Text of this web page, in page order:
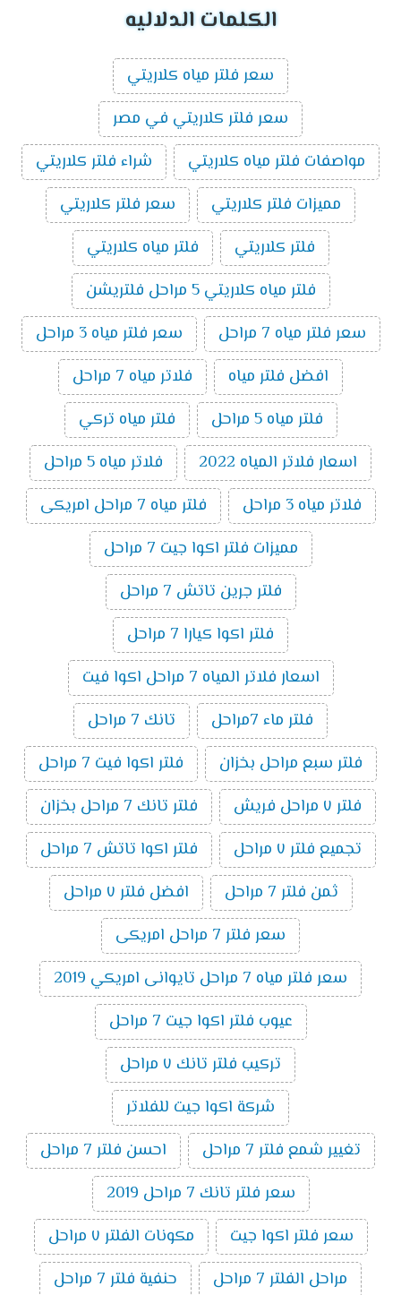
الكلمات الدلاليه
سعر فلتر مياه كلاريتي
سعر فلتر كلاريتي في مصر
مواصفات فلتر مياه كلاريتي
شراء فلتر كلاريتي
مميزات فلتر كلاريتي
سعر فلتر كلاريتي
فلتر كلاريتي
فلتر مياه كلاريتي
فلتر مياه كلاريتي 5 مراحل فلتريشن
سعر فلتر مياه 7 مراحل
سعر فلتر مياه 3 مراحل
افضل فلتر مياه
فلاتر مياه 7 مراحل
فلتر مياه 5 مراحل
فلتر مياه تركي
اسعار فلاتر المياه 2022
فلاتر مياه 5 مراحل
فلاتر مياه 3 مراحل
فلتر مياه 7 مراحل امريكى
مميزات فلتر اكوا جيت 7 مراحل
فلتر جرين تاتش 7 مراحل
فلتر اكوا كيارا 7 مراحل
اسعار فلاتر المياه 7 مراحل اكوا فيت
فلتر ماء 7مراحل
تانك 7 مراحل
فلتر سبع مراحل بخزان
فلتر اكوا فيت 7 مراحل
فلتر ٧ مراحل فريش
فلتر تانك 7 مراحل بخزان
تجميع فلتر ٧ مراحل
فلتر اكوا تاتش 7 مراحل
ثمن فلتر 7 مراحل
افضل فلتر ٧ مراحل
سعر فلتر 7 مراحل امريكى
سعر فلتر مياه 7 مراحل تايوانى امريكي 2019
عيوب فلتر اكوا جيت 7 مراحل
تركيب فلتر تانك ٧ مراحل
شركة اكوا جيت للفلاتر
تغيير شمع فلتر 7 مراحل
احسن فلتر 7 مراحل
سعر فلتر تانك 7 مراحل 2019
سعر فلتر اكوا جيت
مكونات الفلتر ٧ مراحل
مراحل الفلتر 7 مراحل
حنفية فلتر 7 مراحل